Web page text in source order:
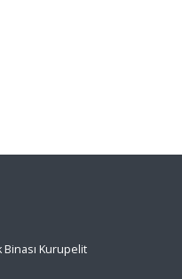
Kurupelit